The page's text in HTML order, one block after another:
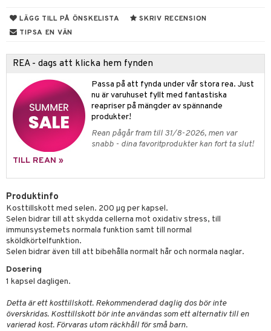
LÄGG TILL PÅ ÖNSKELISTA
SKRIV RECENSION
TIPSA EN VÄN
REA - dags att klicka hem fynden
Passa på att fynda under vår stora rea. Just
nu är varuhuset fyllt med fantastiska
reapriser på mängder av spännande
produkter!
Rean pågår fram till 31/8-2026, men var
snabb - dina favoritprodukter kan fort ta slut!
TILL REAN »
Produktinfo
Kosttillskott med selen. 200 µg per kapsel.
Selen bidrar till att skydda cellerna mot oxidativ stress, till
immunsystemets normala funktion samt till normal
sköldkörtelfunktion.
Selen bidrar även till att bibehålla normalt hår och normala naglar.
Dosering
1 kapsel dagligen.
Detta är ett kosttillskott. Rekommenderad daglig dos bör inte
överskridas. Kosttillskott bör inte användas som ett alternativ till en
varierad kost. Förvaras utom räckhåll för små barn.
& buljong
& oro
& avgiftning